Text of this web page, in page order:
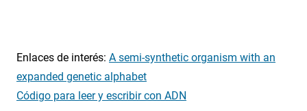
Enlaces de interés: A semi-synthetic organism with an
expanded genetic alphabet
Código para leer y escribir con ADN